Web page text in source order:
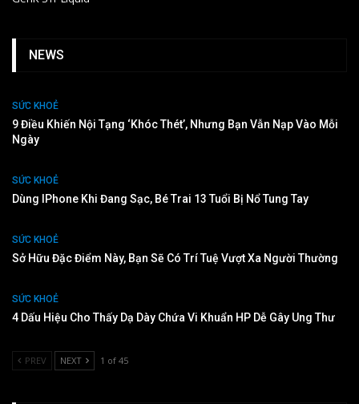
NEWS
SỨC KHOẺ
9 Điều Khiến Nội Tạng ‘khóc Thét’, Nhưng Bạn Vẫn Nạp Vào Mỗi
Ngày
SỨC KHOẺ
Dùng IPhone Khi Đang Sạc, Bé Trai 13 Tuổi Bị Nổ Tung Tay
SỨC KHOẺ
Sở Hữu Đặc Điểm Này, Bạn Sẽ Có Trí Tuệ Vượt Xa Người Thường
SỨC KHOẺ
4 Dấu Hiệu Cho Thấy Dạ Dày Chứa Vi Khuẩn HP Dễ Gây Ung Thư
PREV NEXT 1 of 45